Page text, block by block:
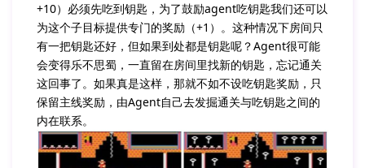
+10）必须先吃到钥匙，为了鼓励agent吃钥匙我们还可以
为这个子目标提供专门的奖励（+1）。这种情况下房间只
有一把钥匙还好，但如果到处都是钥匙呢？Agent很可能
会变得乐不思蜀，一直留在房间里找新的钥匙，忘记通关
这回事了。如果真是这样，那就不如不设吃钥匙奖励，只
保留主线奖励，由Agent自己去发掘通关与吃钥匙之间的
内在联系。